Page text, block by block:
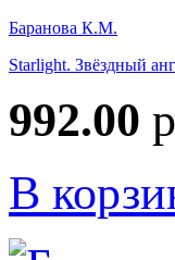
Баранова К.М.
Starlight. Звёздный
992.00
В